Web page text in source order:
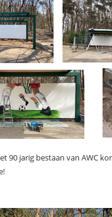
90 jarig bestaan van AWC